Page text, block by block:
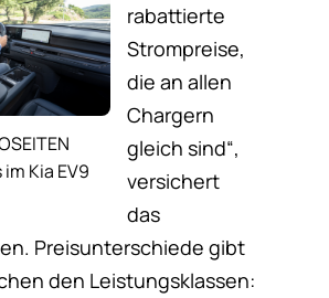
Kia EV9
rabattierte
Strompreise,
die an allen
Chargern
gleich sind“,
versichert
das
Preisunterschiede gibt
den Leistungsklassen: